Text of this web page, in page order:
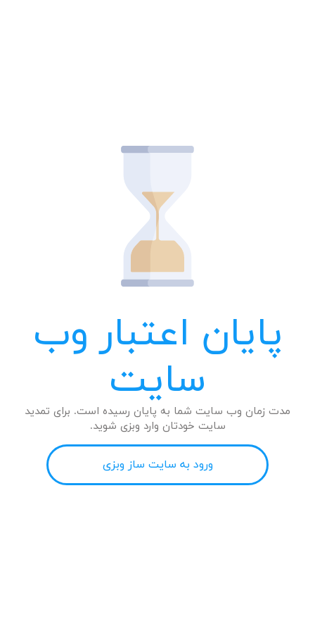
پایان اعتبار وب
سایت
مدت زمان وب سایت شما به پایان رسیده است. برای تمدید
سایت خودتان وارد وبزی شوید.
ورود به سایت ساز وبزی